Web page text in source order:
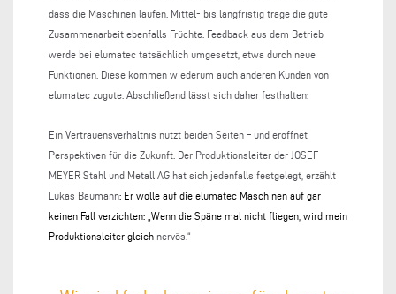
dass die Maschinen laufen. Mittel- bis langfristig trage die gute
Zusammenarbeit ebenfalls Früchte. Feedback aus dem Betrieb
werde bei elumatec tatsächlich umgesetzt, etwa durch neue
Funktionen. Diese kommen wiederum auch anderen Kunden von
elumatec zugute. Abschließend lässt sich daher festhalten:
Ein Vertrauensverhältnis nützt beiden Seiten – und eröffnet
Perspektiven für die Zukunft. Der Produktionsleiter der JOSEF
MEYER Stahl und Metall AG hat sich jedenfalls festgelegt, erzählt
Lukas Baumann: Er wolle auf die elumatec Maschinen auf gar
keinen Fall verzichten: „Wenn die Späne mal nicht fliegen, wird mein
Produktionsleiter gleich nervös.“